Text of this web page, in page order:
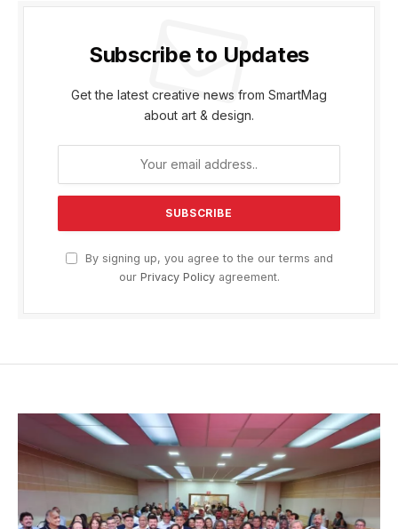
Subscribe to Updates
Get the latest creative news from SmartMag
about art & design.
By signing up, you agree to the our terms and
our Privacy Policyagreement.